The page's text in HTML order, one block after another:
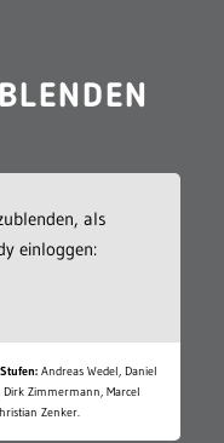
als
einloggen:
Andreas Wedel, Daniel
Dirk Zimmermann, Marcel
Zenker.